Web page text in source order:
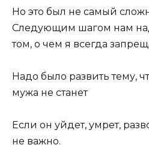
Но это был не самый
Следующим шагом нам
том, о чем я всегда
Надо было развить тему,
мужа не станет
Если он уйдет, умрет,
не важно.